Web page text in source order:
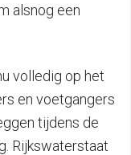
alsnog een
volledig op het
en voetgangers
tijdens de
Rijkswaterstaat